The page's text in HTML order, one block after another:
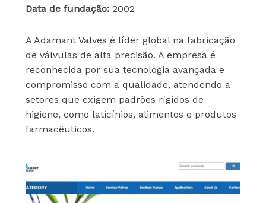
Data de fundação:2002
A Adamant Valves é líder global na fabricação
de válvulas de alta precisão. A empresa é
reconhecida por sua tecnologia avançada e
compromisso com a qualidade, atendendo a
setores que exigem padrões rígidos de
higiene, como laticínios, alimentos e produtos
farmacêuticos.